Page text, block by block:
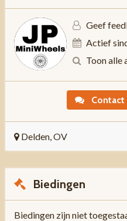
Geef
Actief
Toon alle
Delden, OV
Biedingen
Biedingen zijn niet